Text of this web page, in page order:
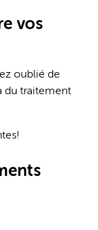
vos
oublié de
du traitement